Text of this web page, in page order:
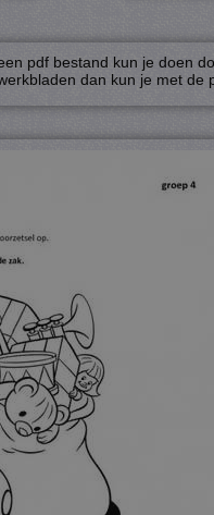
pdf bestand kun je doen
dan kun je met de